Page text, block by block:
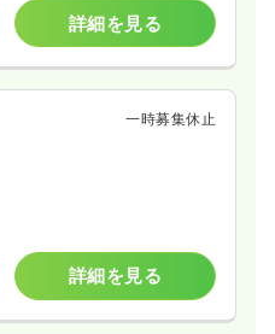
詳細を見る
一時募集休止
詳細を見る